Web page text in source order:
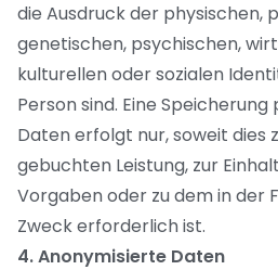
die Ausdruck der physischen,
genetischen, psychischen,
kulturellen oder sozialen
Person sind. Eine
Daten erfolgt nur, soweit dies
gebuchten Leistung, zur
Vorgaben oder zu dem in der
Zweck erforderlich ist.
4. Anonymisierte Daten